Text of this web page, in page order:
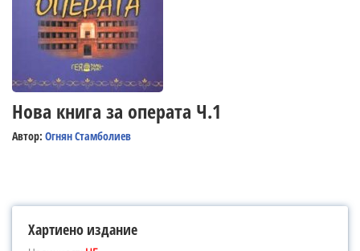
Нова книга за операта Ч.1
Автор: Огнян Стамболиев
Хартиено издание